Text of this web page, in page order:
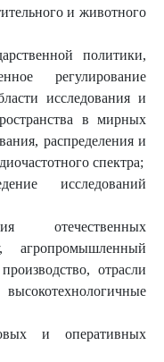
и животного
политики,
регулирование
исследования и
в мирных
распределения и
спектра;
исследований
отечественных
агропромышленный
отрасли
и оперативных